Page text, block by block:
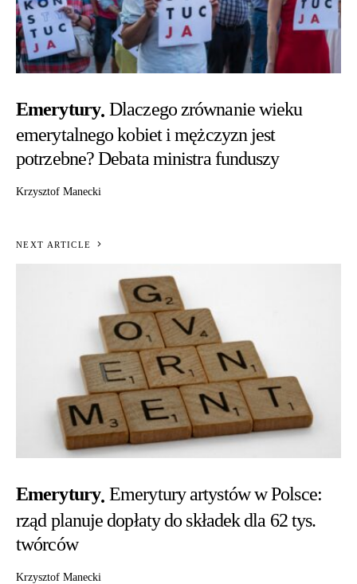
Emerytury Dlaczego zrównanie wieku
emerytalnego kobiet i mężczyzn jest
potrzebne? Debata ministra funduszy
Krzysztof Manecki
NEXT ARTICLE
Emerytury Emerytury artystów w Polsce:
rząd planuje dopłaty do składek dla 62 tys.
twórców
Krzysztof Manecki